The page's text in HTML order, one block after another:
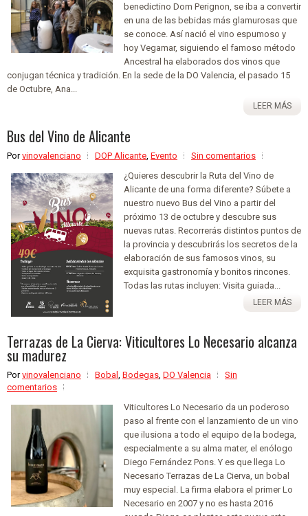
benedictino Dom Perignon, se iba a convertir
en una de las bebidas más glamurosas que
se conoce. Así nació el vino espumoso y
hoy Vegamar, siguiendo el famoso método
Ancestral ha elaborados dos vinos que
conjugan técnica y tradición. En la sede de la DO Valencia, el pasado 15
de Octubre, Ana...
LEER MÁS
Bus del Vino de Alicante
Porvinovalenciano DOP Alicante Evento
Sin comentarios
¿Quieres descubrir la Ruta del Vino de
Alicante de una forma diferente? Súbete a
nuestro nuevo Bus del Vino a partir del
próximo 13 de octubre y descubre sus
nuevas rutas. Recorrerás distintos puntos de
la provincia y descubrirás los secretos de la
elaboración de sus famosos vinos, su
exquisita gastronomía y bonitos rincones.
Todas las rutas incluyen: Visita guiada...
LEER MÁS
Terrazas de La Cierva: Viticultores Lo Necesario alcanza
su madurez
Porvinovalenciano Bobal , Bodegas, DO Valencia
Sin
comentarios
Viticultores Lo Necesario da un poderoso
paso al frente con el lanzamiento de un vino
que ilusiona a todo el equipo de la bodega,
especialmente a su alma mater, el enólogo
Diego Fernández Pons. Y es que llega Lo
Necesario Terrazas de La Cierva, un bobal
muy especial. La firma elabora el primer Lo
Necesario en 2007 y no es hasta 2016